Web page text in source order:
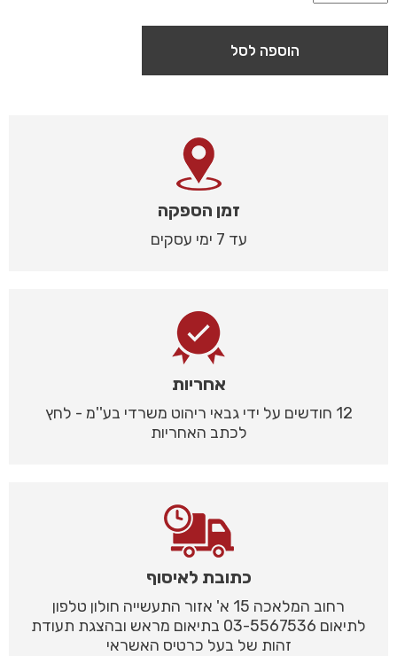
הוספה לסל
זמן הספקה
עד 7 ימי עסקים
אחריות
12 חודשים על ידי גבאי ריהוט משרדי בע''מ - לחץ
לכתב האחריות
כתובת לאיסוף
רחוב המלאכה 15 א' אזור התעשייה חולון טלפון
לתיאום 03-5567536 בתיאום מראש ובהצגת תעודת
זהות של בעל כרטיס האשראי